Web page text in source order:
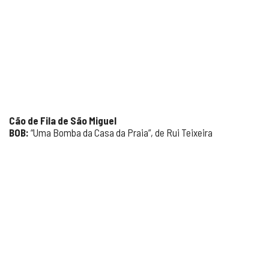
Cão de Fila de São Miguel
BOB: “Uma Bomba da Casa da Praia”, de Rui Teixeira